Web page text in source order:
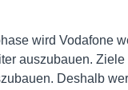
wird Vodafone
auszubauen.
Deshalb